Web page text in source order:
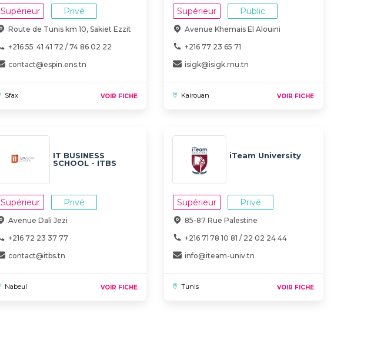
Supérieur Privé
Route de Tunis km 10, Sakiet Ezzit
+216 55 41 41 72 / 74 86 02 22
contact@espin.ens.tn
Sfax VOIR FICHE
Supérieur Public
Avenue Khemais El Alouini
+216 77 23 65 71
isigk@isigk.rnu.tn
Kairouan VOIR FICHE
IT BUSINESS
SCHOOL - ITBS
Supérieur Privé
Avenue Dali Jezi
+216 72 23 37 77
contact@itbs.tn
Nabeul VOIR FICHE
iTeam University
Supérieur Privé
85-87 Rue Palestine
+216 71 78 10 81 / 22 02 24 44
info@iteam-univ.tn
Tunis VOIR FICHE